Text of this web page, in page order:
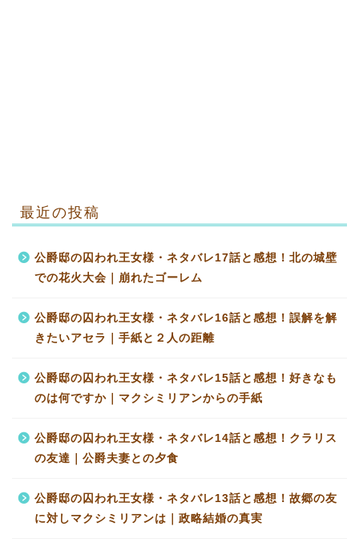
最近の投稿
公爵邸の囚われ王女様・ネタバレ17話と感想！北の城壁
での花火大会｜崩れたゴーレム
公爵邸の囚われ王女様・ネタバレ16話と感想！誤解を解
きたいアセラ｜手紙と２人の距離
公爵邸の囚われ王女様・ネタバレ15話と感想！好きなも
のは何ですか｜マクシミリアンからの手紙
公爵邸の囚われ王女様・ネタバレ14話と感想！クラリス
の友達｜公爵夫妻との夕食
公爵邸の囚われ王女様・ネタバレ13話と感想！故郷の友
に対しマクシミリアンは｜政略結婚の真実